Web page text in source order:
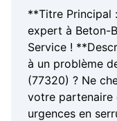
**Titre Principal
expert à Beton-
Service !
à un problème
(77320) ? Ne
votre partenaire
urgences en